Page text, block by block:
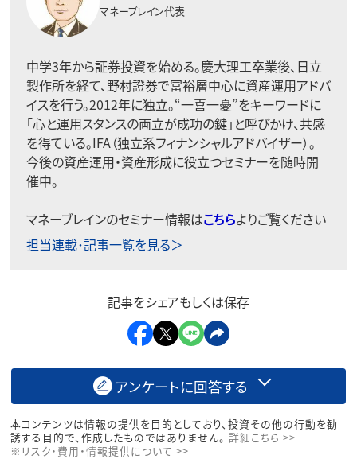
マネーブレイン代表
中学3年から証券投資を始める。慶大理工卒業後、日立
製作所を経て、野村證券で富裕層中心に資産運用アドバ
イスを行う。2012年に独立。“一喜一憂”をキーワードに
「心と運用スタンスの両立が成功の鍵」と呼びかけ、共感
を得ている。IFA（独立系フィナンシャルアドバイザー）。
今後の資産運用・資産形成に役立つセミナーを随時開
催中。
マネーブレインのセミナー情報はこちらよりご覧ください
担当連載･記事一覧を見る＞
記事をシェアもしくは保存
アンケートに回答する
本コンテンツは情報の提供を目的としており、投資その他の行動を勧
誘する目的で、作成したものではありません。 詳細こちら >>
※リスク・費用・情報提供について >>